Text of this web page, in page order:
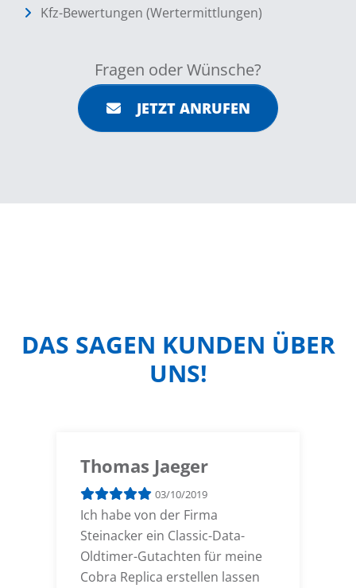
Kfz-Bewertungen (Wertermittlungen)
Fragen oder Wünsche?
JETZT ANRUFEN
DAS SAGEN KUNDEN ÜBER
UNS!
Thomas Jaeger
03/10/2019
Ich habe von der Firma
Steinacker ein Classic-Data-
Oldtimer-Gutachten für meine
Cobra Replica erstellen lassen